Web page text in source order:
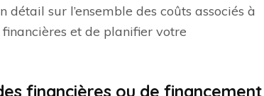
détail sur l’ensemble des coûts associés à
et de planifier votre
financières ou de financement